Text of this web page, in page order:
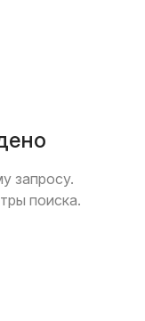
запросу.
поиска.